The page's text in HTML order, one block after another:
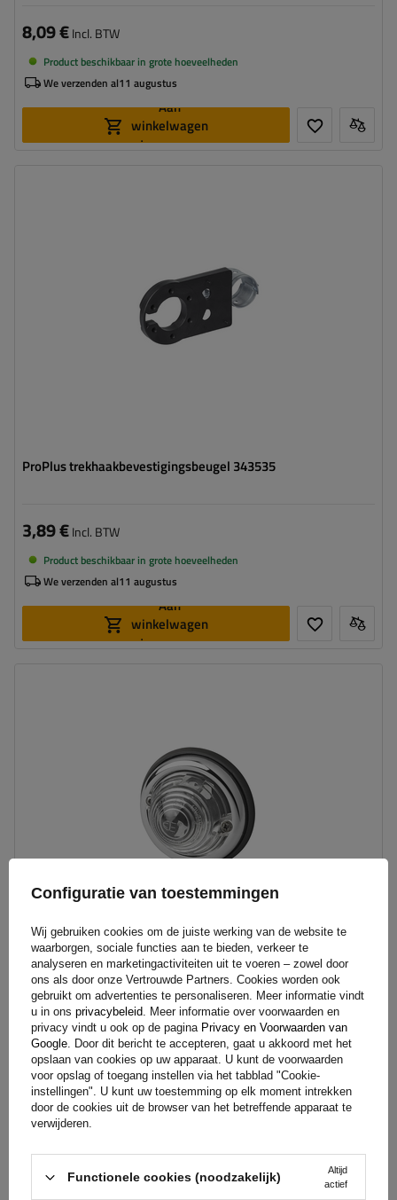
8,09 €Incl. BTW
Product beschikbaar in grote hoeveelheden
We verzenden al11 augustus
Aan
winkelwagen
toevoegen
ProPlus trekhaakbevestigingsbeugel 343535
3,89 €Incl. BTW
Product beschikbaar in grote hoeveelheden
We verzenden al11 augustus
Aan
winkelwagen
toevoegen
ProPlus 343705PM Markerlamp Universeel Wit
breedtelicht
3,29 €Incl. BTW
Product beschikbaar in grote hoeveelheden
We verzenden al11 augustus
Aan
Configuratie van toestemmingen
Wij gebruiken cookies om de juiste werking van de website te
waarborgen, sociale functies aan te bieden, verkeer te
analyseren en marketingactiviteiten uit te voeren – zowel door
ons als door onze Vertrouwde Partners. Cookies worden ook
gebruikt om advertenties te personaliseren. Meer informatie vindt
u in ons privacybeleid. Meer informatie over voorwaarden en
privacy vindt u ook op de pagina Privacy en Voorwaarden van
Google. Door dit bericht te accepteren, gaat u akkoord met het
opslaan van cookies op uw apparaat. U kunt de voorwaarden
voor opslag of toegang instellen via het tabblad "Cookie-
instellingen". U kunt uw toestemming op elk moment intrekken
door de cookies uit de browser van het betreffende apparaat te
verwijderen.
Functionele cookies (noodzakelijk)
Altijd
actief